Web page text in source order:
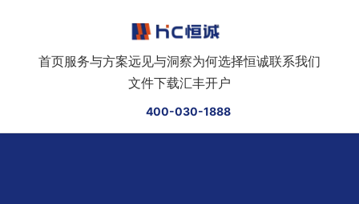
首页服务与方案远见与洞察为何选择恒诚联系我们
文件下载汇丰开户
400-030-1888